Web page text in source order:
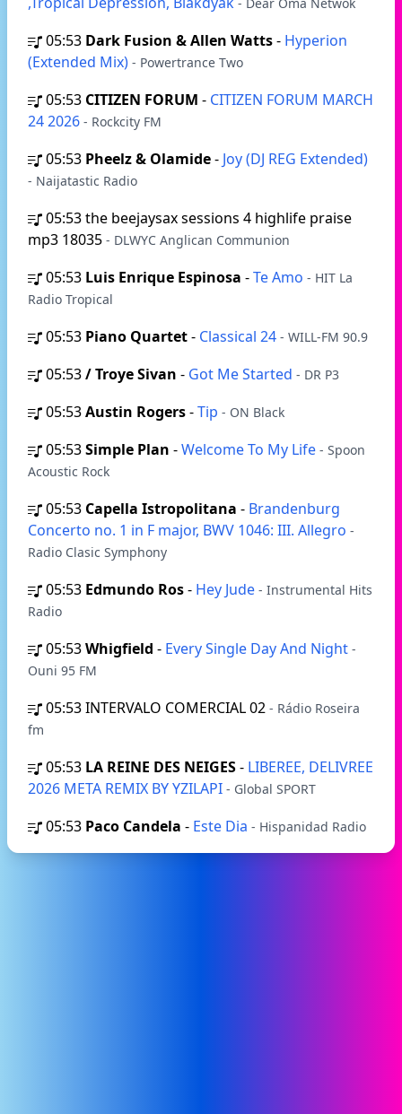
05:53 Dark Fusion & Allen Watts- Hyperion
(Extended Mix) - Powertrance Two
05:53 CITIZEN FORUM - CITIZEN FORUM MARCH
24 2026 - Rockcity FM
05:53 Pheelz & Olamide- Joy (DJ REG Extended)
- Naijatastic Radio
05:53the beejaysax sessions 4 highlife praise
mp3 18035 - DLWYC Anglican Communion
05:53 Luis Enrique Espinosa -Te Amo - HIT La
Radio Tropical
05:53 Piano Quartet- Classical 24 - WILL-FM 90.9
05:53/ Troye Sivan - Got Me Started - DR P3
05:53Austin Rogers-Tip - ON Black
05:53Simple Plan -Welcome To My Life - Spoon
Acoustic Rock
05:53 Capella Istropolitana - Brandenburg
Concerto no. 1 in F major, BWV 1046: III. Allegro -
Radio Clasic Symphony
05:53 Edmundo Ros- Hey Jude - Instrumental Hits
Radio
05:53Whigfield - Every Single Day And Night -
Ouni 95 FM
05:53INTERVALO COMERCIAL 02 - Rádio Roseira
fm
05:53 LA REINE DES NEIGES- LIBEREE, DELIVREE
2026 META REMIX BY YZILAPI - Global SPORT
05:53 Paco Candela - Este Dia - Hispanidad Radio